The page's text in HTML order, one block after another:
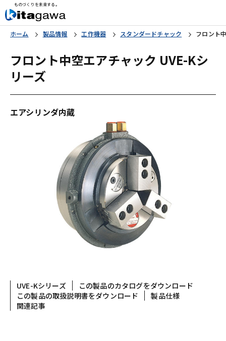
ものづくりを未来する。
ホーム 製品情報 工作機器 スタンダードチャック フロント
フロント中空エアチャック UVE-Kシ
リーズ
エアシリンダ内蔵
UVE-Kシリーズ
この製品のカタログをダウンロード
この製品の取扱説明書をダウンロード
製品仕様
関連記事